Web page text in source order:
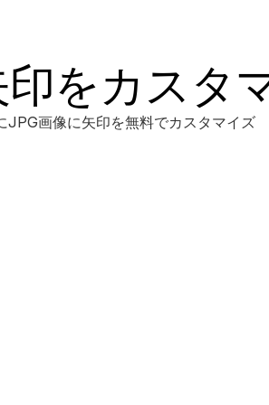
印をカスタ
JPG画像に矢印を無料でカスタマイズ